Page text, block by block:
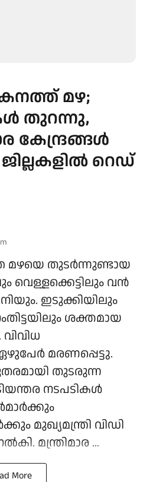
മഴ;
തുറന്നു,
കേന്ദ്രങ്ങള്‍
റെഡ്
തുടര്‍ന്നുണ്ടായ
വെള്ളക്കെട്ടിലും വന്‍
ഇടുക്കിയിലും
ശക്തമായ
മരണപ്പെട്ടു.
തുടരുന്ന
നടപടികള്‍
മുഖ്യമന്ത്രി വിഡി
മന്ത്രിമാര ...
More